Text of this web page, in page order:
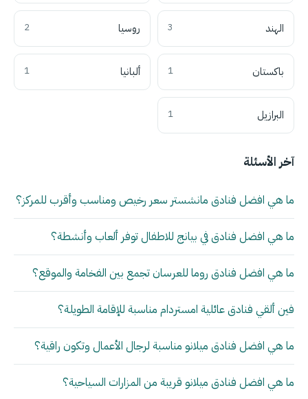
الهند 3 روسيا 2
باكستان 1 ألبانيا 1
البرازيل 1
آخر الأسئلة
ما هي افضل فنادق مانشستر سعر رخيص ومناسب وأقرب للمركز؟
ما هي افضل فنادق في بيانج للاطفال توفر ألعاب وأنشطة؟
ما هي افضل فنادق روما للعرسان تجمع بين الفخامة والموقع؟
فين ألقي فنادق عائلية امستردام مناسبة للإقامة الطويلة؟
ما هي افضل فنادق ميلانو مناسبة لرجال الأعمال وتكون راقية؟
ما هي افضل فنادق ميلانو قريبة من المزارات السياحية؟